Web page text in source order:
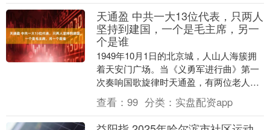
天通盈 中共一大13位代表，只两人
坚持到建国，一个是毛主席，另一
个是谁
1949年10月1日的北京城，人山人海簇拥
着天安门广场。当《义勇军进行曲》第一
次奏响国歌旋律时天通盈，有两位老人站
在城楼上，望着冉冉升起的五星红旗，神
情格外复杂....
查看： 99 分类： 实盘配资app